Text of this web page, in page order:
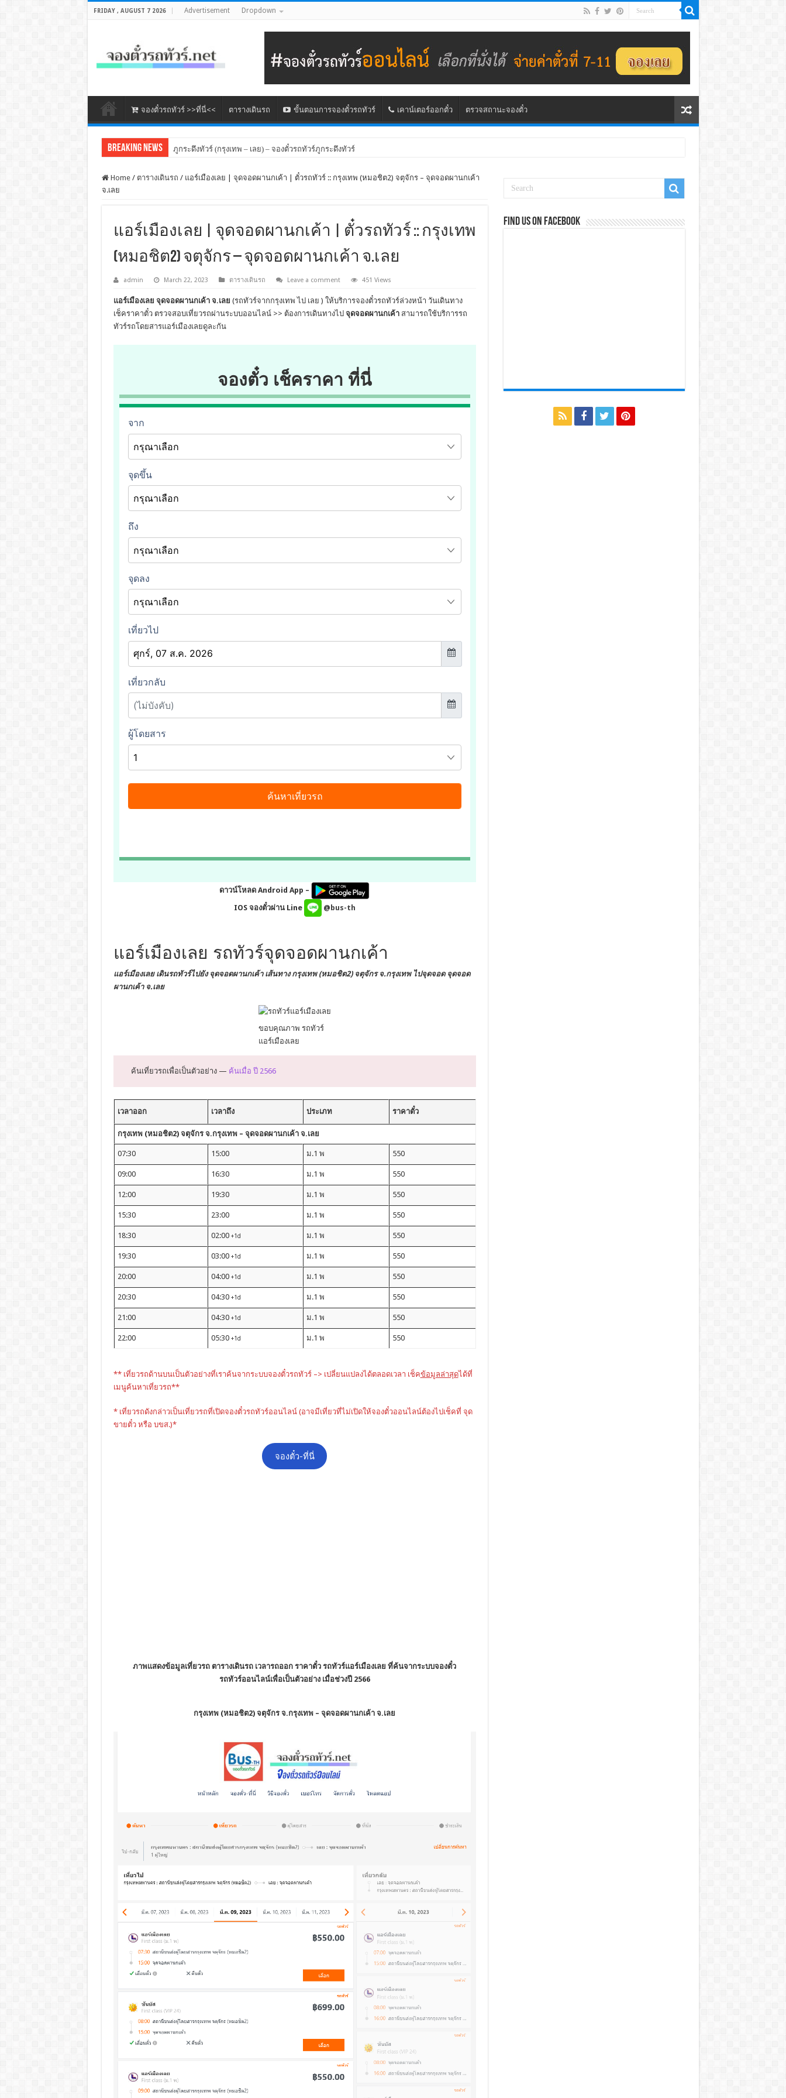
FRIDAY , AUGUST 7 2026 Advertisement Dropdown
จองตั๋วรถทัวร์ >>ที่นี่<< ตารางเดินรถ ขั้นตอนการจองตั๋วรถทัวร์ เคาน์เตอร์ออกตั๋ว ตรวจสถานะจองตั๋ว
Breaking News ภูกระดึงทัวร์ (กรุงเทพ – เลย) – จองตั๋วรถทัวร์ภูกระดึงทัวร์
Home / ตารางเดินรถ / แอร์เมืองเลย | จุดจอดผานกเค้า | ตั๋วรถทัวร์ :: กรุงเทพ (หมอชิต2) จตุจักร – จุดจอดผานกเค้า
จ.เลย
แอร์เมืองเลย | จุดจอดผานกเค้า | ตั๋วรถทัวร์ :: กรุงเทพ
(หมอชิต2) จตุจักร – จุดจอดผานกเค้า จ.เลย
admin March 22, 2023 ตารางเดินรถ Leave a comment 451 Views
แอร์เมืองเลย จุดจอดผานกเค้า จ.เลย (รถทัวร์จากกรุงเทพ ไป เลย ) ให้บริการจองตั๋วรถทัวร์ล่วงหน้า วันเดินทาง
เช็คราคาตั๋ว ตรวจสอบเที่ยวรถผ่านระบบออนไลน์ >> ต้องการเดินทางไป จุดจอดผานกเค้าสามารถใช้บริการรถ
ทัวร์รถโดยสารแอร์เมืองเลยดูละกัน
จองตั๋ว เช็คราคา ที่นี่
ดาวน์โหลด Android App –
IOS จองตั๋วผ่าน Line
@bus-th
แอร์เมืองเลย รถทัวร์จุดจอดผานกเค้า
แอร์เมืองเลย เดินรถทัวร์ไปยัง จุดจอดผานกเค้าเส้นทาง กรุงเทพ (หมอชิต2) จตุจักร จ.กรุงเทพ ไปจุดจอด จุดจอด
ผานกเค้า จ.เลย
ขอบคุณภาพ รถทัวร์
แอร์เมืองเลย
ค้นเที่ยวรถเพื่อเป็นตัวอย่าง — ค้นเมื่อ ปี 2566
เวลาออก เวลาถึง ประเภท ราคาตั๋ว
กรุงเทพ (หมอชิต2) จตุจักร จ.กรุงเทพ – จุดจอดผานกเค้า จ.เลย
07:30 15:00 ม.1 พ 550
09:00 16:30 ม.1 พ 550
12:00 19:30 ม.1 พ 550
15:30 23:00 ม.1 พ 550
18:30 02:00 +1d ม.1 พ 550
19:30 03:00 +1d ม.1 พ 550
20:00 04:00 +1d ม.1 พ 550
20:30 04:30 +1d ม.1 พ 550
21:00 04:30 +1d ม.1 พ 550
22:00 05:30 +1d ม.1 พ 550
** เที่ยวรถด้านบนเป็นตัวอย่างที่เราค้นจากระบบจองตั๋วรถทัวร์ –> เปลี่ยนแปลงได้ตลอดเวลา เช็คข้อมูลล่าสุดได้ที่
เมนูค้นหาเที่ยวรถ**
* เที่ยวรถดังกล่าวเป็นเที่ยวรถที่เปิดจองตั๋วรถทัวร์ออนไลน์ (อาจมีเที่ยวที่ไม่เปิดให้จองตั๋วออนไลน์ต้องไปเช็คที่ จุด
ขายตั๋ว หรือ บขส.)*
จองตั๋ว-ที่นี่
ภาพแสดงข้อมูลเที่ยวรถ ตารางเดินรถ เวลารถออก ราคาตั๋ว รถทัวร์แอร์เมืองเลย ที่ค้นจากระบบจองตั๋ว
รถทัวร์ออนไลน์เพื่อเป็นตัวอย่าง เมื่อช่วงปี 2566
กรุงเทพ (หมอชิต2) จตุจักร จ.กรุงเทพ – จุดจอดผานกเค้า จ.เลย
Find us on Facebook